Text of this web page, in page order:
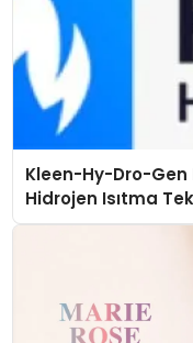
Kleen-Hy-Dro-Gen
Hidrojen Isıtma
Düzenleyici